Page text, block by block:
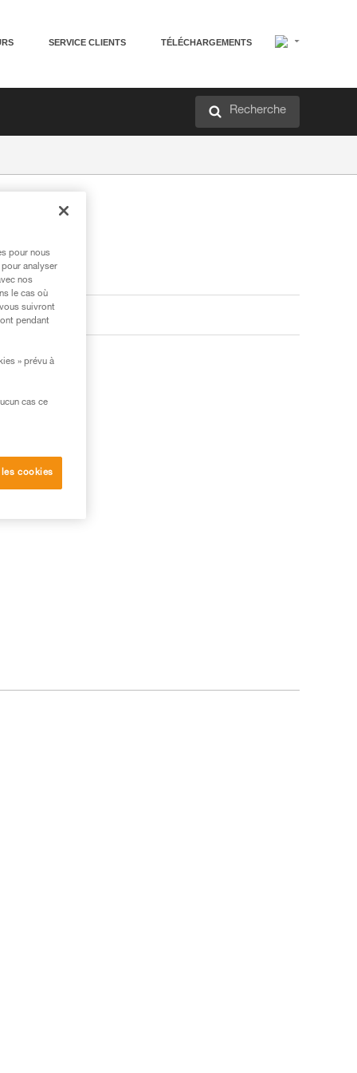
SERVICE CLIENTS TÉLÉCHARGEMENTS
Recherche
pour nous
analyser
nos
le cas où
suivront
pendant
» prévu à
cas ce
cookies